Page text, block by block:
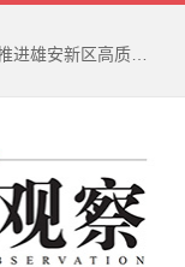
习近平在河北雄安新区考察并主持召开深入推进雄安新区高质量建设和发展座谈会